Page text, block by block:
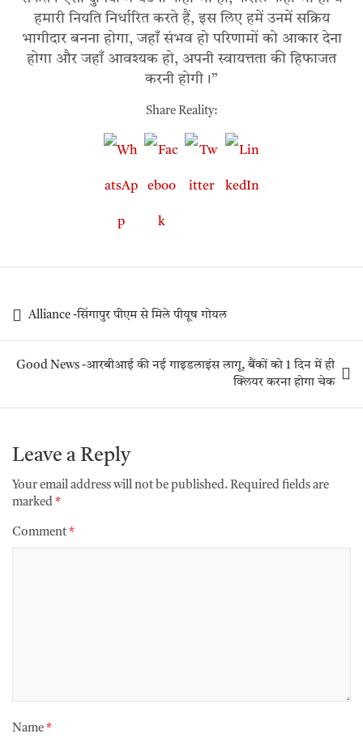
हमारी नियति निर्धारित करते हैं, इस लिए हमें उनमें सक्रिय
भागीदार बनना होगा, जहाँ संभव हो परिणामों को आकार देना
होगा और जहाँ आवश्यक हो, अपनी स्वायत्तता की हिफाजत
करनी होगी।”
Share Reality:
Alliance -सिंगापुर पीएम से मिले पीयूष गोयल
Good News -आरबीआई की नई गाइडलाइंस लागू, बैंकों को 1 दिन में ही
क्लियर करना होगा चेक
Leave a Reply
Your email address will not be published. Required fields are
marked *
Comment *
Name *